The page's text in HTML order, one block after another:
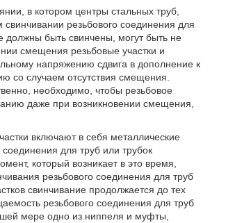
в котором центры стальных труб,
резьбового соединения для
должны быть свинчены, могут быть не
смещения резьбовые участки и
напряжению сдвига в дополнение к
со случаем отсутствия смещения.
необходимо, чтобы резьбовое
даже при возникновении смещения,
включают в себя металлические
для труб или трубок
который возникает в это время,
резьбового соединения для труб
свинчивание продолжается до тех
резьбового соединения для труб
мере одно из ниппеля и муфты,